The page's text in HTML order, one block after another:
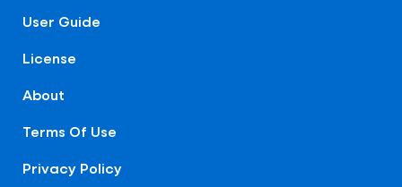
User Guide
License
About
Terms Of Use
Privacy Policy